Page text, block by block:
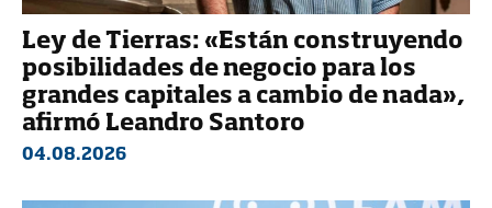
Ley de Tierras: «Están construyendo
posibilidades de negocio para los
grandes capitales a cambio de nada»,
afirmó Leandro Santoro
04.08.2026